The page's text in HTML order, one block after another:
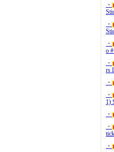
・
・
・
o
・
rs
・
・
1)
・
・
・